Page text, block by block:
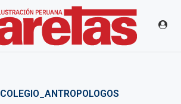
COLEGIO_ANTROPOLOGOS